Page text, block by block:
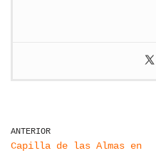
ANTERIOR
Capilla de las Almas en